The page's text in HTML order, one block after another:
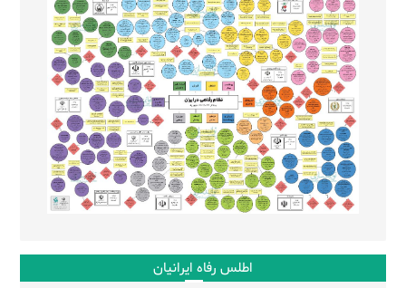
اطلس رفاه ایرانیان